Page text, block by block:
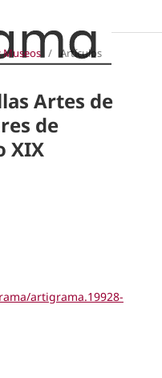
Museos / Artículos
Artes de
de
XIX
artigrama.19928-